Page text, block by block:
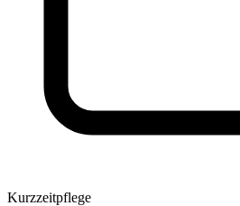
Kurzzeitpflege